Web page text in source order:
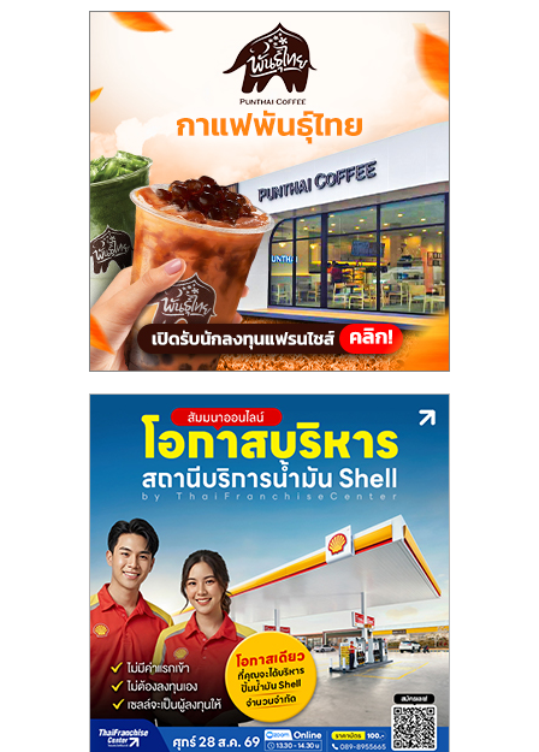
ปรึกษา
แฟ
ไชส์,
รวม
ไชส์
ขาย
แฟ